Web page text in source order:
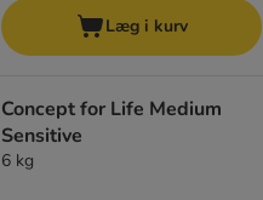
Læg i kurv
Concept for Life Medium
Sensitive
6 kg